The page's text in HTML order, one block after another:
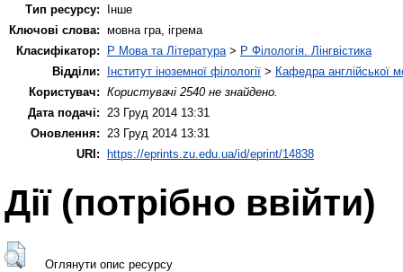
Тип ресурсу:
Інше
Ключові слова: мовна гра, ігрема
Класифікатор:
P Мова та Література > P Філологія. Лінгвістика
Відділи:
Інститут іноземної філології > Кафедра англійської
Користувач: Користувачі 2540 не знайдено.
Дата подачі:
23 Груд 2014 13:31
Оновлення:
23 Груд 2014 13:31
URI: https://eprints.zu.edu.ua/id/eprint/14838
Дії ​​(потрібно ввійти)
Оглянути опис ресурсу